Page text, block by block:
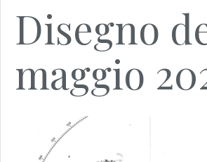
Disegno
maggio